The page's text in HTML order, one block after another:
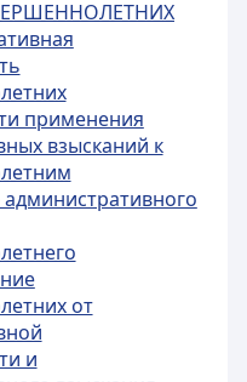
применения
взысканий к
от
и